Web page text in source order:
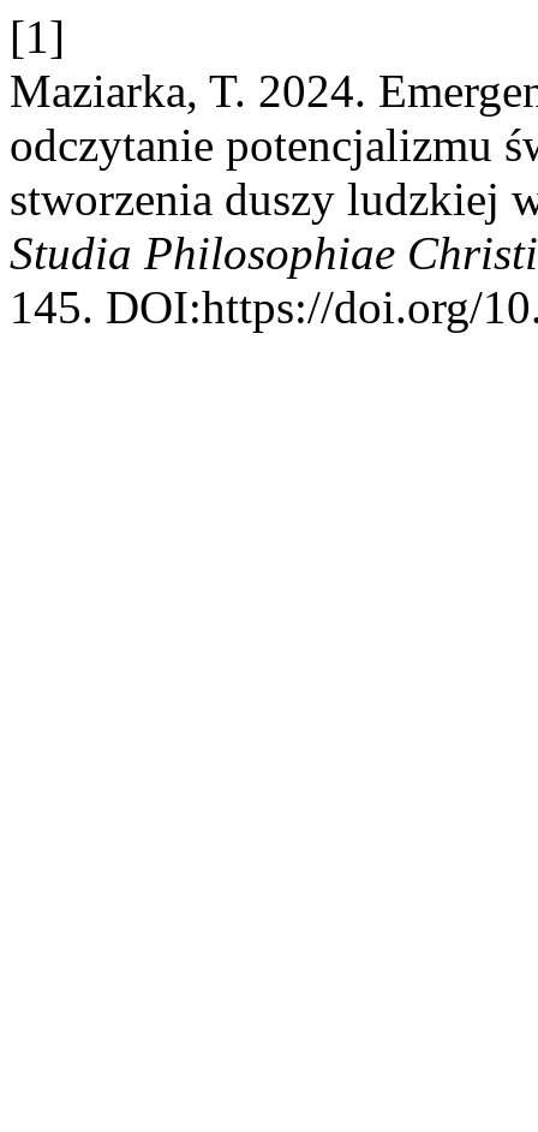
[1]
Maziarka, T. 2024.
odczytanie potencjalizmu
stworzenia duszy ludzkiej
Studia Philosophiae
145. DOI:https://doi.org/